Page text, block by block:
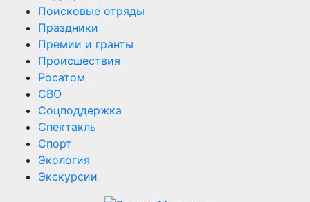
Поисковые отряды
Праздники
Премии и гранты
Происшествия
Росатом
СВО
Соцподдержка
Спектакль
Спорт
Экология
Экскурсии